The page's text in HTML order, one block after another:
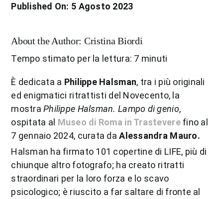
Published On: 5 Agosto 2023
About the Author: Cristina Biordi
Tempo stimato per la lettura: 7 minuti
È dedicata a Philippe Halsman, tra i più originali
ed enigmatici ritrattisti del Novecento, la
mostraPhilippe Halsman. Lampo di genio,
ospitata al Museo di Roma in Trasteverefino al
7 gennaio 2024, curata daAlessandra Mauro.
Halsman ha firmato 101 copertine di LIFE, più di
chiunque altro fotografo; ha creato ritratti
straordinari per la loro forza e lo scavo
psicologico; è riuscito a far saltare di fronte al